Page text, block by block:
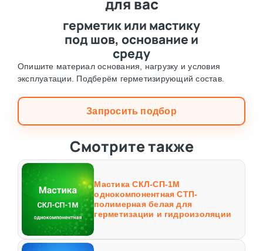
для вас
герметик или мастику
под шов, основание и
среду
Опишите материал основания, нагрузку и условия
эксплуатации. Подберём герметизирующий состав.
Запросить подбор
Смотрите также
Мастика СКЛ-СП-1М
однокомпонентная СТП-
полимерная белая для
герметизации и гидроизоляции